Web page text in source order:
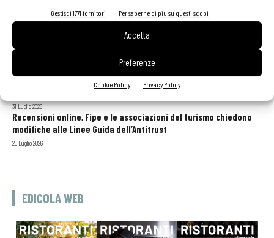
Gestisci 1771 fornitori Per saperne di più su questi scopi
Accetta
Preferenze
Cookie Policy Privacy Policy
GLI ARTICOLI PIÙ LETTI
Sogemi rafforza i servizi per la ristorazione: orario esteso e
tessera gratuita per i professionisti HoReCa
Aperti per ferie. Buoni indirizzi da Nord a Sud per godersi le
vacanze (o da scorprire se si è in vacanza)
31 Luglio 2026
Recensioni online, Fipe e le associazioni del turismo chiedono
modifiche alle Linee Guida dell’Antitrust
20 Luglio 2026
EDICOLA WEB